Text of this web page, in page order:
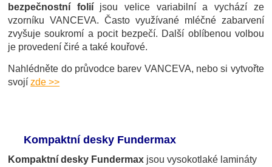
bezpečnostní folií jsou velice variabilní a vychází ze
vzorníku VANCEVA. Často využívané mléčné zabarvení
zvyšuje soukromí a pocit bezpečí. Další oblíbenou volbou
je provedení čiré a také kouřové.
Nahlédněte do průvodce barev VANCEVA, nebo si vytvořte
svojízde >>
Kompaktní desky Fundermax
Kompaktní desky Fundermax jsou vysokotlaké lamináty